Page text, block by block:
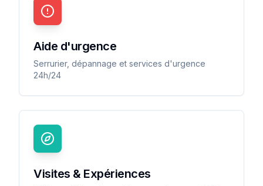
Aide d'urgence
Serrurier, dépannage et services d'urgence
24h/24
Visites & Expériences